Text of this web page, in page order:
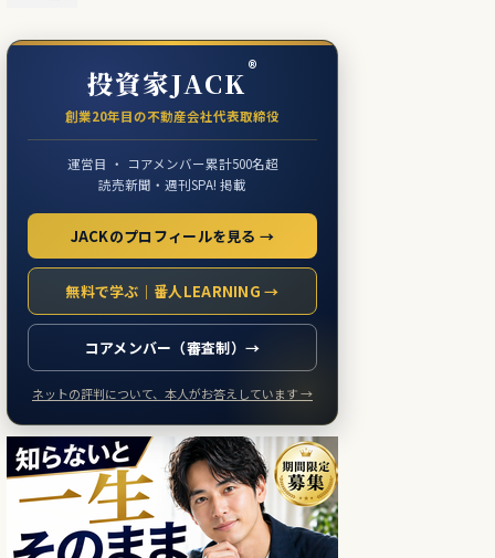
投資家JACK®
創業20年目の不動産会社代表取締役
運営目 ・ コアメンバー累計500名超
読売新聞・週刊SPA! 掲載
JACKのプロフィールを見る →
無料で学ぶ｜番人LEARNING →
コアメンバー（審査制）→
ネットの評判について、本人がお答えしています →